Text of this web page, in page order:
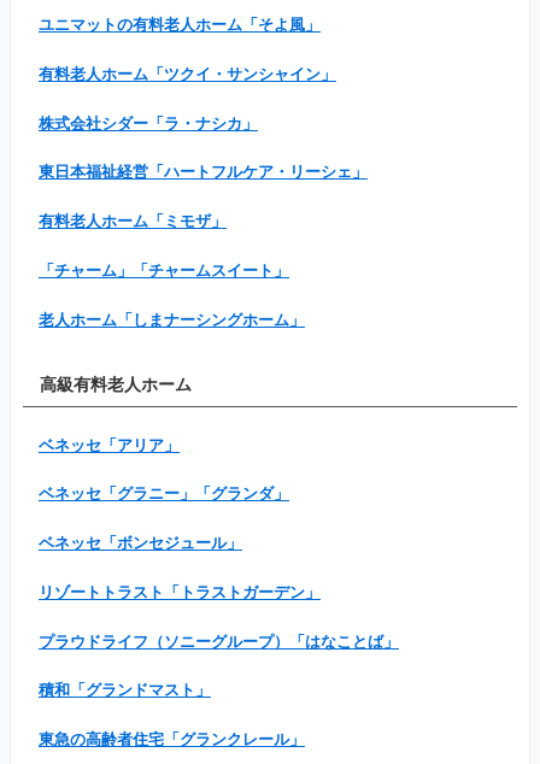
ユニマットの有料老人ホーム「そよ風」
有料老人ホーム「ツクイ・サンシャイン」
株式会社シダー「ラ・ナシカ」
東日本福祉経営「ハートフルケア・リーシェ」
有料老人ホーム「ミモザ」
「チャーム」「チャームスイート」
老人ホーム「しまナーシングホーム」
高級有料老人ホーム
ベネッセ「アリア」
ベネッセ「グラニー」「グランダ」
ベネッセ「ボンセジュール」
リゾートトラスト「トラストガーデン」
プラウドライフ（ソニーグループ）「はなことば」
積和「グランドマスト」
東急の高齢者住宅「グランクレール」